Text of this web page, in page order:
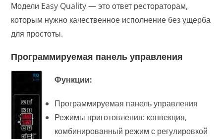
Модели Easy Quality — это ответ рестораторам,
которым нужно качественное исполнение без ущерба
для простоты.
Программируемая панель управления
Функции:
Программируемая панель управления
Режимы приготовления: конвекция,
комбинированный режим с регулировкой